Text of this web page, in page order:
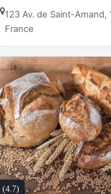
123 Av. de Saint-Amand,
France
(4.7)